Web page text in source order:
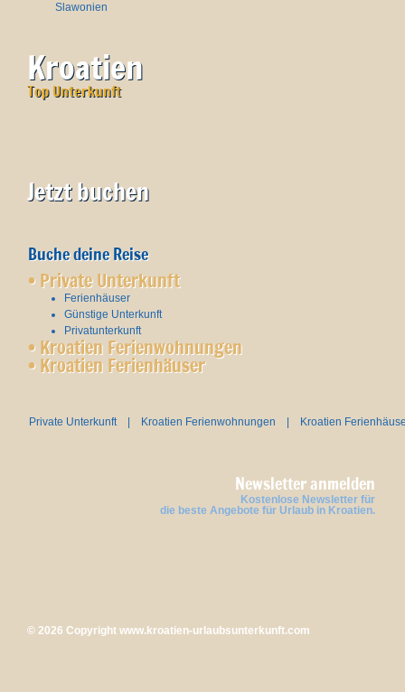
Slawonien
Kroatien
Top Unterkunft
Jetzt buchen
Buche deine Reise
• Private Unterkunft
Ferienhäuser
Günstige Unterkunft
Privatunterkunft
• Kroatien Ferienwohnungen
• Kroatien Ferienhäuser
Private Unterkunft| Kroatien Ferienwohnungen Kroatien
Newsletter anmelden
Kostenlose Newsletter für
die beste Angebote für Urlaub in Kroatien.
© 2026 Copyright www.kroatien-urlaubsunterkunft.com